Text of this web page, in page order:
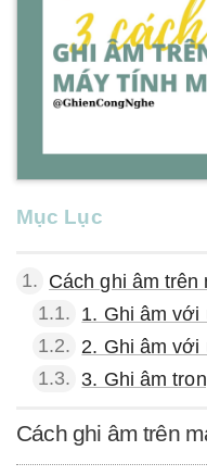
Mục Lục
1. Cách ghi âm trên
1.1. 1. Ghi âm với
1.2. 2. Ghi âm với
1.3. 3. Ghi âm
Cách ghi âm trên